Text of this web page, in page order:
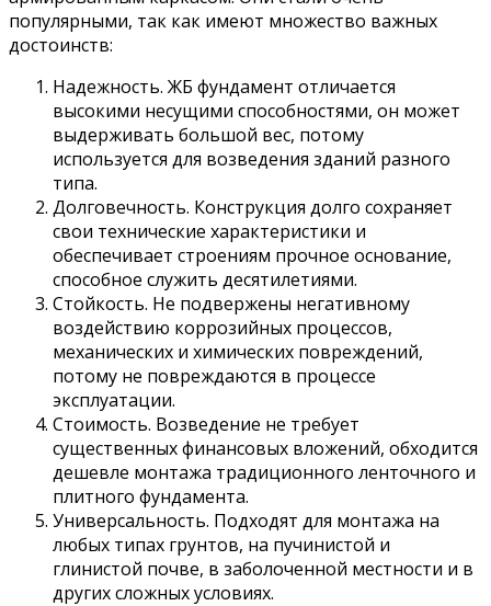
популярными, так как имеют множество важных
достоинств:
Надежность. ЖБ фундамент отличается
высокими несущими способностями, он может
выдерживать большой вес, потому
используется для возведения зданий разного
типа.
Долговечность. Конструкция долго сохраняет
свои технические характеристики и
обеспечивает строениям прочное основание,
способное служить десятилетиями.
Стойкость. Не подвержены негативному
воздействию коррозийных процессов,
механических и химических повреждений,
потому не повреждаются в процессе
эксплуатации.
Стоимость. Возведение не требует
существенных финансовых вложений, обходится
дешевле монтажа традиционного ленточного и
плитного фундамента.
Универсальность. Подходят для монтажа на
любых типах грунтов, на пучинистой и
глинистой почве, в заболоченной местности и в
других сложных условиях.